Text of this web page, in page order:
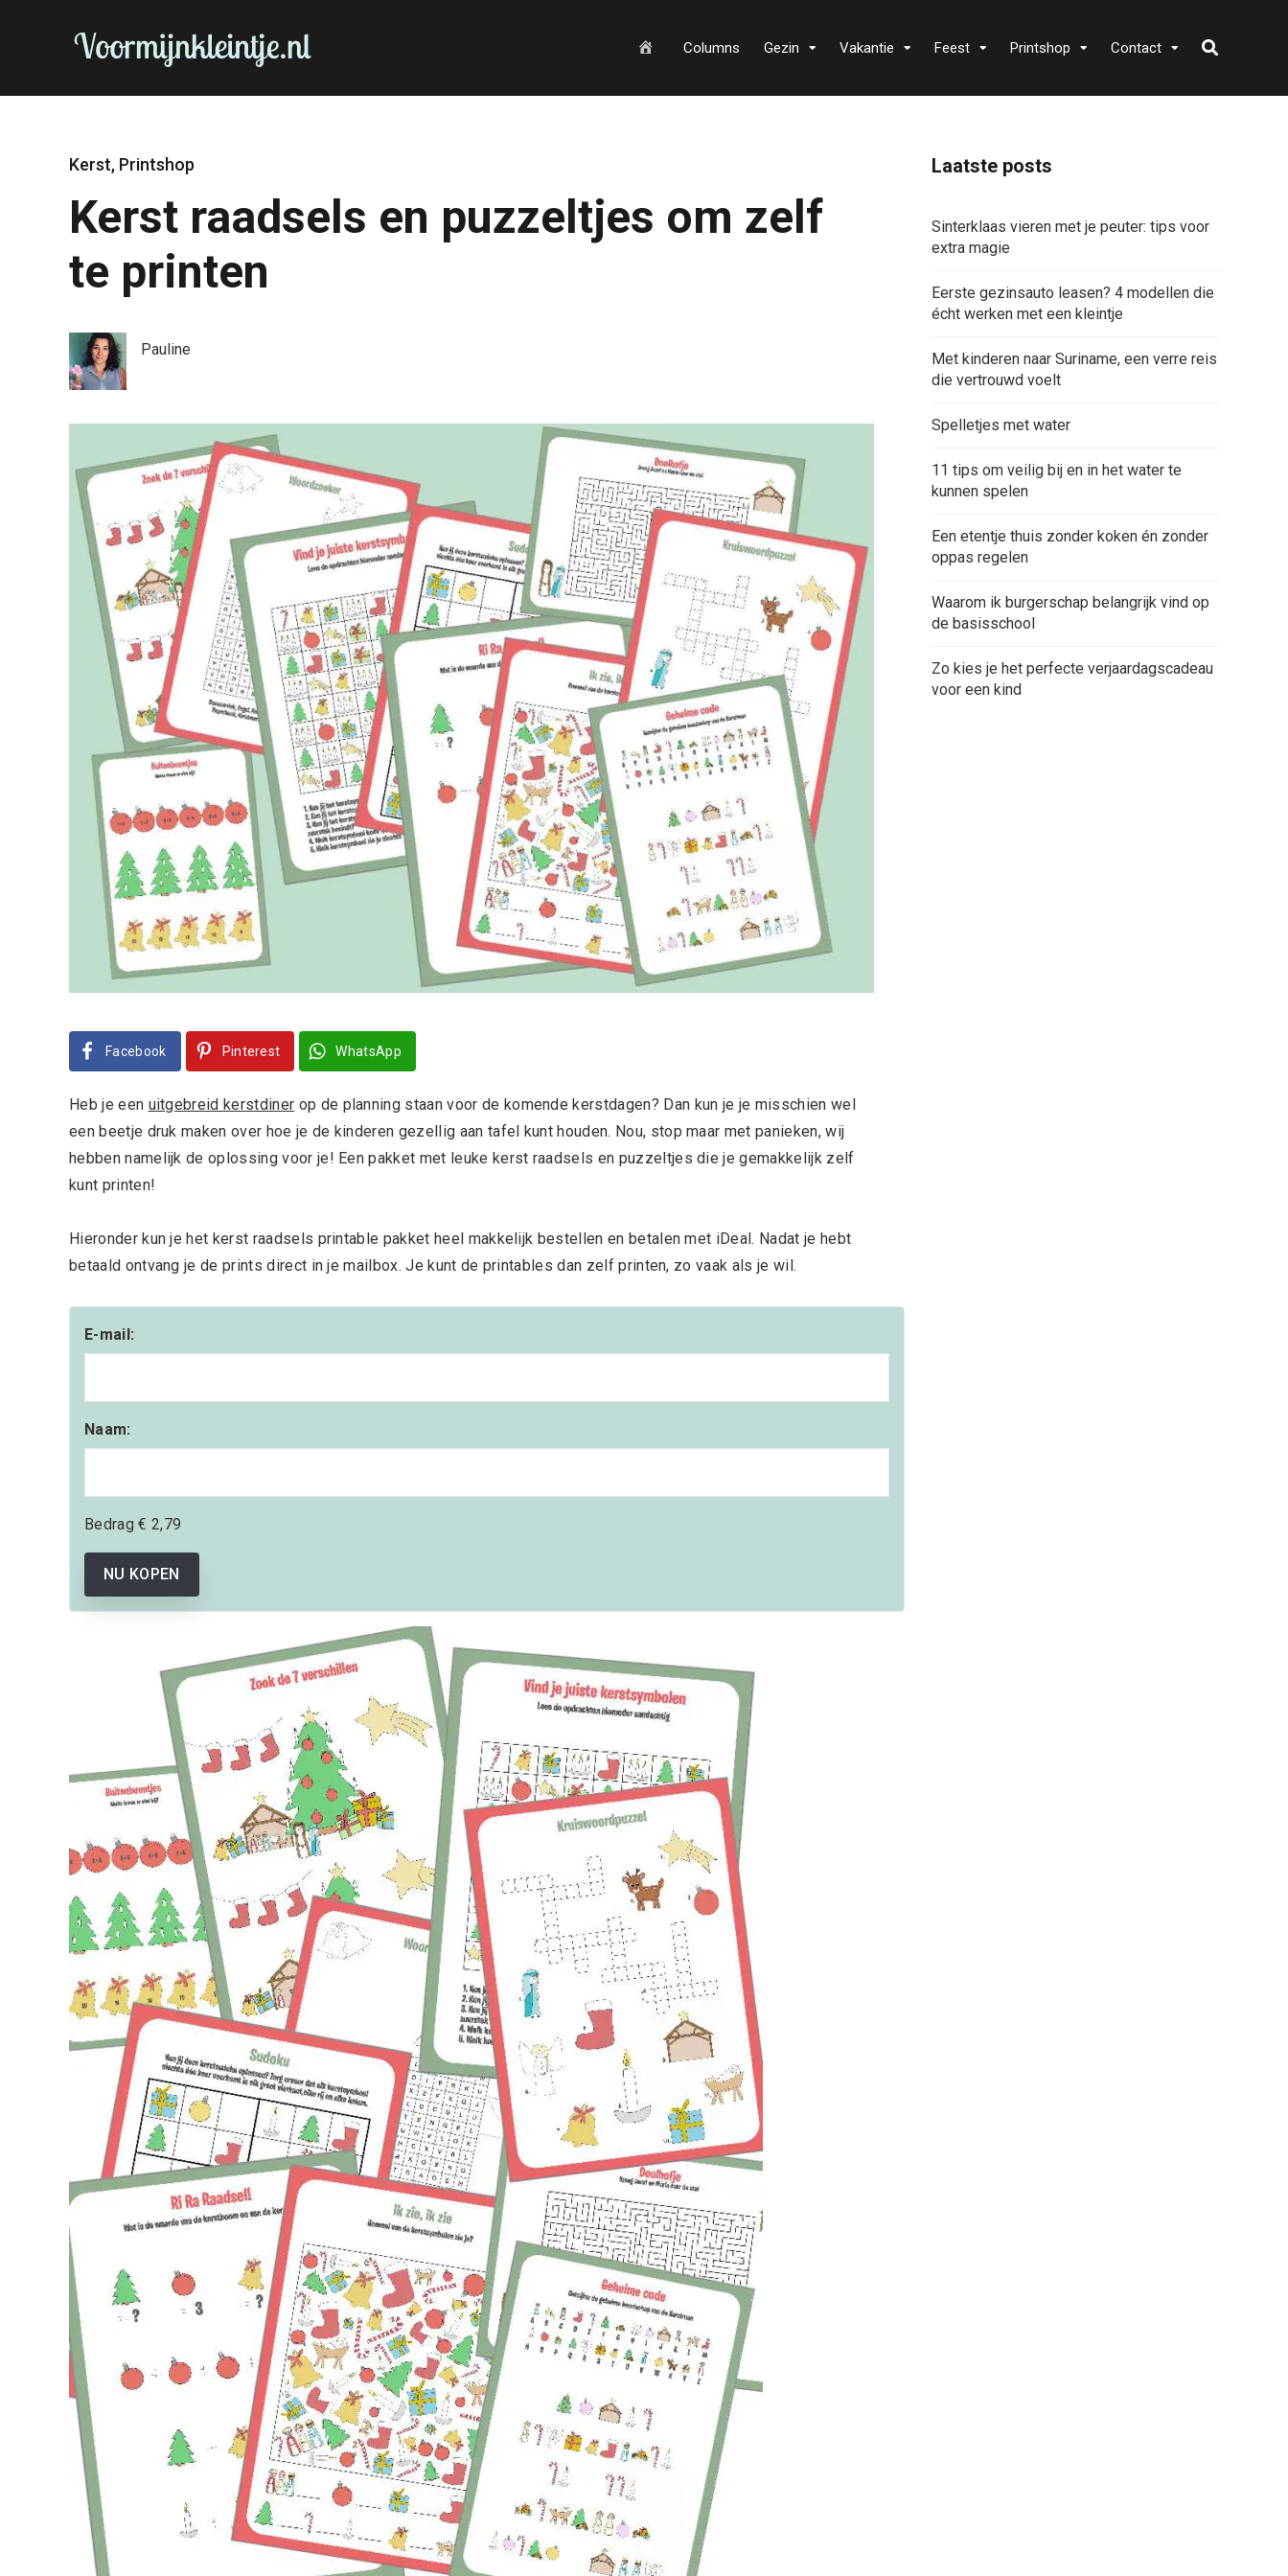
Columns Gezin Vakantie Feest Printshop Contact
Kerst, Printshop
Kerst raadsels en puzzeltjes om zelf
te printen
Pauline
Facebook Pinterest WhatsApp
Heb je een uitgebreid kerstdiner op de planning staan voor de komende kerstdagen? Dan kun je je misschien wel
een beetje druk maken over hoe je de kinderen gezellig aan tafel kunt houden. Nou, stop maar met panieken, wij
hebben namelijk de oplossing voor je! Een pakket met leuke kerst raadsels en puzzeltjes die je gemakkelijk zelf
kunt printen!
Hieronder kun je het kerst raadsels printable pakket heel makkelijk bestellen en betalen met iDeal. Nadat je hebt
betaald ontvang je de prints direct in je mailbox. Je kunt de printables dan zelf printen, zo vaak als je wil.
E-mail:
Naam:
Bedrag€ 2,79
NU KOPEN
Laatste posts
Sinterklaas vieren met je peuter: tips voor
extra magie
Eerste gezinsauto leasen? 4 modellen die
écht werken met een kleintje
Met kinderen naar Suriname, een verre reis
die vertrouwd voelt
Spelletjes met water
11 tips om veilig bij en in het water te
kunnen spelen
Een etentje thuis zonder koken én zonder
oppas regelen
Waarom ik burgerschap belangrijk vind op
de basisschool
Zo kies je het perfecte verjaardagscadeau
voor een kind